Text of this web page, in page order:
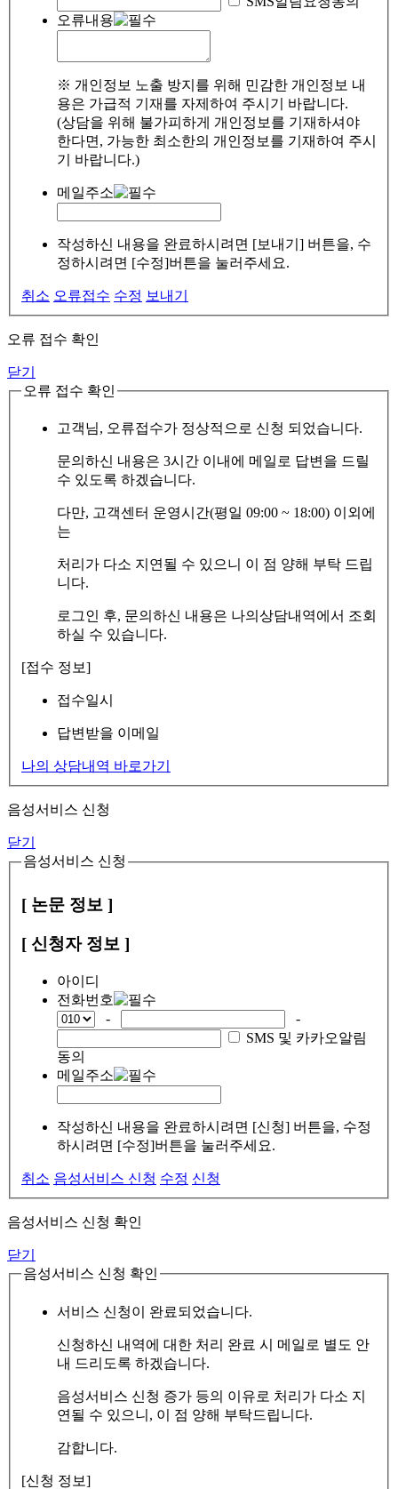
오류내용
※ 개인정보 노출 방지를 위해 민감한 개인정보 내
용은 가급적 기재를 자제하여 주시기 바랍니다.
(상담을 위해 불가피하게 개인정보를 기재하셔야
한다면, 가능한 최소한의 개인정보를 기재하여 주시
기 바랍니다.)
메일주소
작성하신 내용을 완료하시려면 [보내기] 버튼을, 수
정하시려면 [수정]버튼을 눌러주세요.
취소 오류접수 수정 보내기
오류 접수 확인
닫기
오류 접수 확인
고객님, 오류접수가 정상적으로 신청 되었습니다.
문의하신 내용은 3시간 이내에 메일로 답변을 드릴
수 있도록 하겠습니다.
다만, 고객센터 운영시간(평일 09:00 ~ 18:00) 이외에
는
처리가 다소 지연될 수 있으니 이 점 양해 부탁 드립
니다.
로그인 후, 문의하신 내용은 나의상담내역에서 조회
하실 수 있습니다.
[접수 정보]
접수일시
답변받을 이메일
나의 상담내역 바로가기
음성서비스 신청
닫기
음성서비스 신청
[ 논문 정보 ]
[ 신청자 정보 ]
아이디
전화번호
-
-
SMS 및 카카오알림
동의
메일주소
작성하신 내용을 완료하시려면 [신청] 버튼을, 수정
하시려면 [수정]버튼을 눌러주세요.
취소 음성서비스 신청 수정 신청
음성서비스 신청 확인
닫기
음성서비스 신청 확인
서비스 신청이 완료되었습니다.
신청하신 내역에 대한 처리 완료 시 메일로 별도 안
내 드리도록 하겠습니다.
음성서비스 신청 증가 등의 이유로 처리가 다소 지
연될 수 있으니, 이 점 양해 부탁드립니다.
감합니다.
[신청 정보]